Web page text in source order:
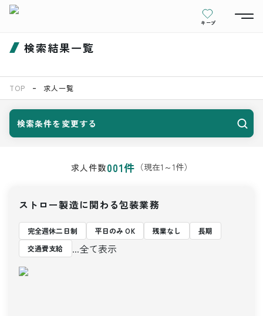
キープ
検索結果一覧
TOP 求人一覧
検索条件を変更する
求人件数001件 （現在1 ～1件）
ストロー製造に関わる包装業務
完全週休二日制 平日のみ OK 残業なし
長期
交通費支給
...全て表示